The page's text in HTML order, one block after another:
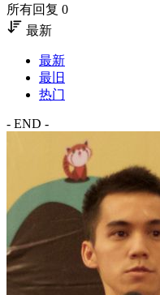
所有回复 0
最新
最新
最旧
热门
- END -